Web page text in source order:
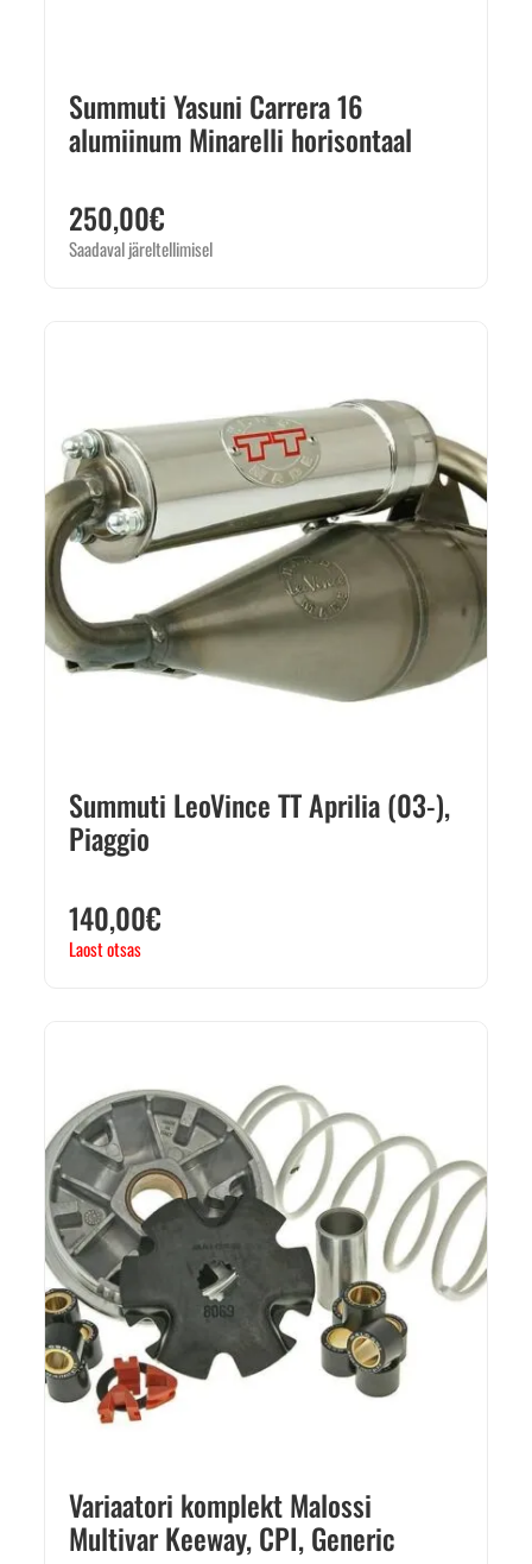
Summuti Yasuni Carrera 16
alumiinum Minarelli horisontaal
250,00€
Saadaval järeltellimisel
Summuti LeoVince TT Aprilia (03-),
Piaggio
140,00€
Laost otsas
Variaatori komplekt Malossi
Multivar Keeway, CPI, Generic